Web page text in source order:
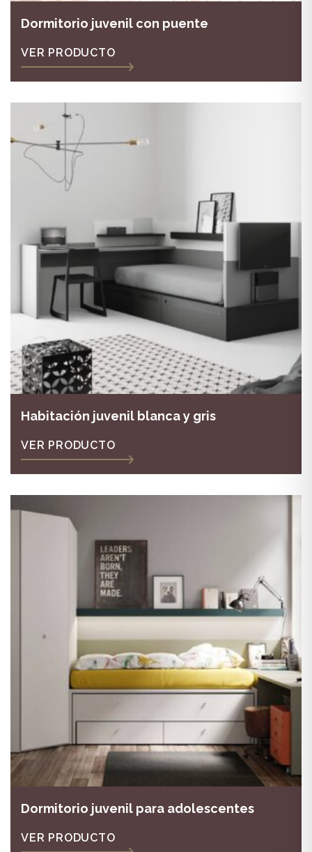
Dormitorio juvenil con puente
VER PRODUCTO
Habitación juvenil blanca y gris
VER PRODUCTO
Dormitorio juvenil para adolescentes
VER PRODUCTO